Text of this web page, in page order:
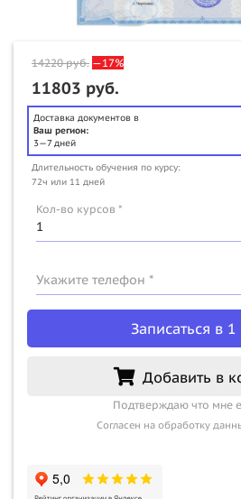
14220руб. —17%
11803 руб.
Доставка документов в
Ваш регион:
3—7 дней
Длительность обучения по курсу:
72ч или 11 дней
Кол-во курсов *
Укажите телефон *
Записаться в 1
Добавить в
Подтверждаю что мне
Согласен на обработку